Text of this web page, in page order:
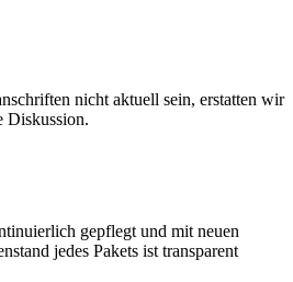
nicht aktuell sein, erstatten wir
Diskussion.
gepflegt und mit neuen
jedes Pakets ist transparent